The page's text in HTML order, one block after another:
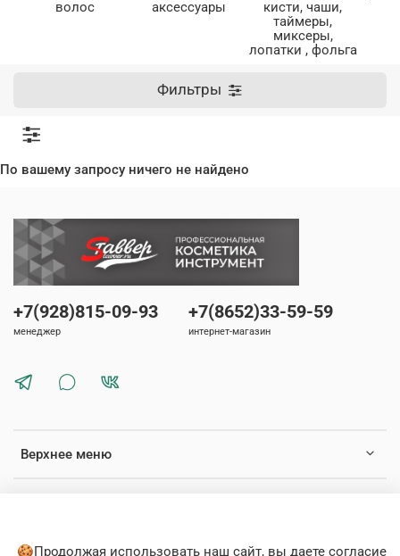
волос
аксессуары
кисти, чаши,
таймеры,
миксеры,
лопатки , фольга
Фильтры
По вашему запросу ничего не найдено
Верхнее меню
+7(928)815-09-93
менеджер
+7(8652)33-59-59
интернет-магазин
🍪Продолжая использовать наш сайт, вы даете согласие